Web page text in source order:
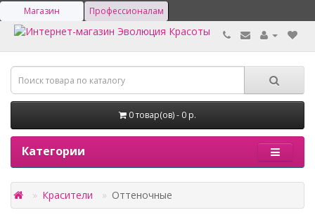
Магазин Профессионалам
0 товар(ов) - 0 р.
Категории
Красители Оттеночные